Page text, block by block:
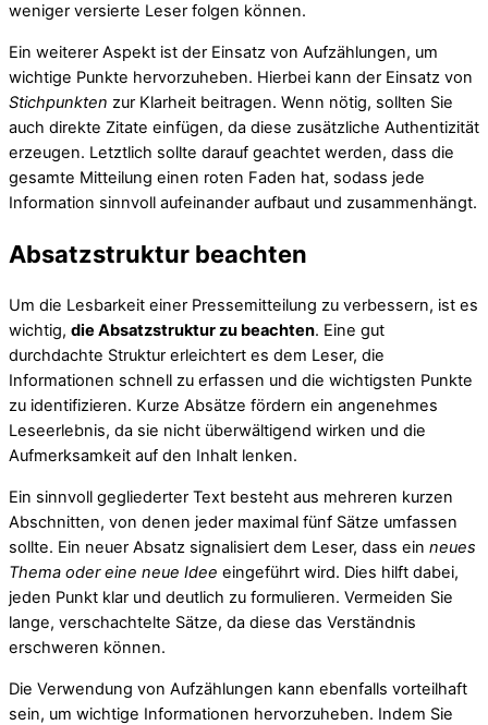
weniger versierte Leser folgen können.
Ein weiterer Aspekt ist der Einsatz von Aufzählungen, um
wichtige Punkte hervorzuheben. Hierbei kann der Einsatz von
Stichpunkten zur Klarheit beitragen. Wenn nötig, sollten Sie
auch direkte Zitate einfügen, da diese zusätzliche Authentizität
erzeugen. Letztlich sollte darauf geachtet werden, dass die
gesamte Mitteilung einen roten Faden hat, sodass jede
Information sinnvoll aufeinander aufbaut und zusammenhängt.
Absatzstruktur beachten
Um die Lesbarkeit einer Pressemitteilung zu verbessern, ist es
wichtig, die Absatzstruktur zu beachten. Eine gut
durchdachte Struktur erleichtert es dem Leser, die
Informationen schnell zu erfassen und die wichtigsten Punkte
zu identifizieren. Kurze Absätze fördern ein angenehmes
Leseerlebnis, da sie nicht überwältigend wirken und die
Aufmerksamkeit auf den Inhalt lenken.
Ein sinnvoll gegliederter Text besteht aus mehreren kurzen
Abschnitten, von denen jeder maximal fünf Sätze umfassen
sollte. Ein neuer Absatz signalisiert dem Leser, dass ein neues
Thema oder eine neue Idee eingeführt wird. Dies hilft dabei,
jeden Punkt klar und deutlich zu formulieren. Vermeiden Sie
lange, verschachtelte Sätze, da diese das Verständnis
erschweren können.
Die Verwendung von Aufzählungen kann ebenfalls vorteilhaft
sein, um wichtige Informationen hervorzuheben. Indem Sie